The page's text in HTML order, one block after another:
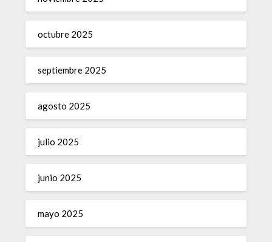
octubre 2025
septiembre 2025
agosto 2025
julio 2025
junio 2025
mayo 2025